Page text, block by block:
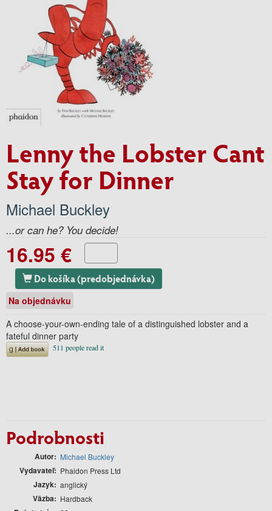
Lenny the Lobster Cant
Stay for Dinner
Michael Buckley
...or can he? You decide!
16.95 €
Do košíka (predobjednávka)
Na objednávku
A choose-your-own-ending tale of a distinguished lobster and a
fateful dinner party
Podrobnosti
Autor Michael Buckley
Vydavateľ Phaidon Press Ltd
Jazyk anglický
Väzba Hardback